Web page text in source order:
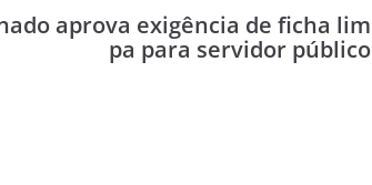
aprova exigência de ficha lim
pa para servidor público